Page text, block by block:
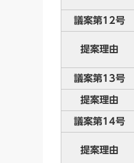
議案第12号
提案理由
議案第13号
提案理由
議案第14号
提案理由